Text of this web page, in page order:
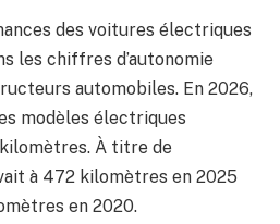
des voitures électriques
les chiffres d’autonomie
automobiles. En 2026,
modèles électriques
À titre de
à 472 kilomètres en 2025
en 2020.